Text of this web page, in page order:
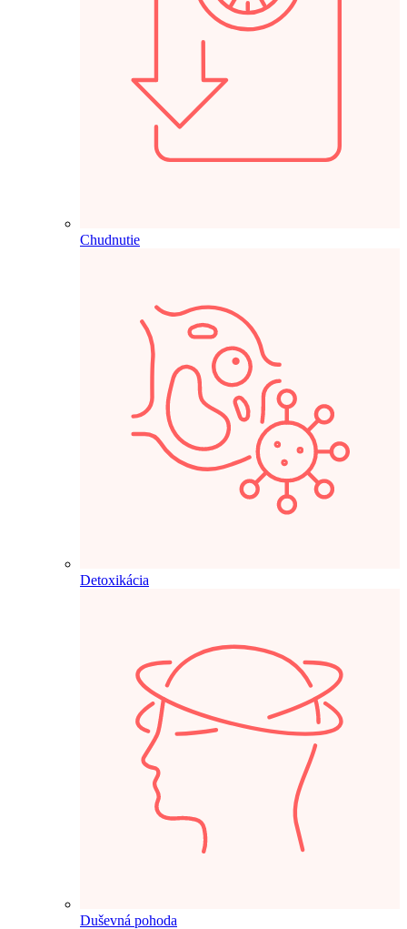
Chudnutie
Detoxikácia
Duševná pohoda